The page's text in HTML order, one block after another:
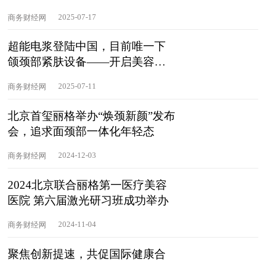
商务财经网 2025-07-17
超能电浆登陆中国，目前唯一下
颌颈部紧肤设备——开启美容外
商务财经网 2025-07-11
北京首玺丽格举办“焕颈新颜”发布
会，追求面颈部一体化年轻态
商务财经网 2024-12-03
2024北京联合丽格第一医疗美容
医院 第六届激光研习班成功举办
商务财经网 2024-11-04
聚焦创新提速，共促国际健康合